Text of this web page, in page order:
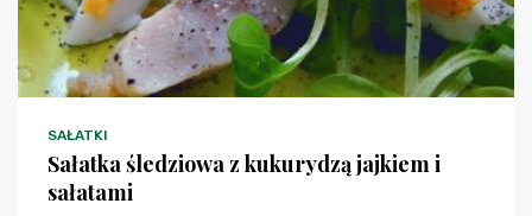
SAŁATKI
Sałatka śledziowa z kukurydzą jajkiem i
sałatami